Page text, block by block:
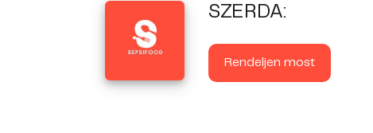
SZERDA:
Rendeljen most